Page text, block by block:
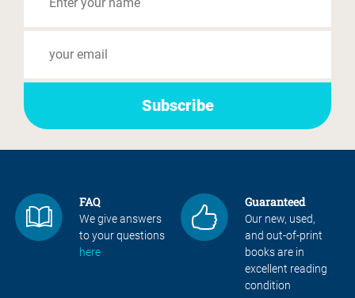
FAQ
We give answers
to your questions
here
Guaranteed
Our new, used,
and out-of-print
books are in
excellent reading
condition